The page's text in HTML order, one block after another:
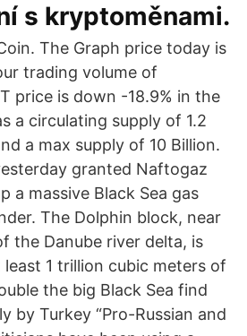
s kryptoměnami.
The Graph price today is
trading volume of
price is down -18.9% in the
a circulating supply of 1.2
a max supply of 10 Billion.
granted Naftogaz
a massive Black Sea gas
The Dolphin block, near
the Danube river delta, is
1 trillion cubic meters of
the big Black Sea find
by Turkey “Pro-Russian and